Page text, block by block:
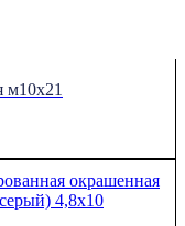
м10х21